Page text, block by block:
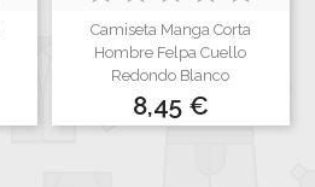
Camiseta Manga Corta
Hombre Felpa Cuello
Redondo Blanco
Precio
8,45 €